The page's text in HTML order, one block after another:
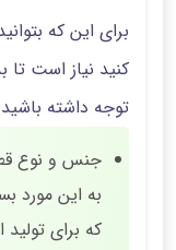
برای این که
کنید نیاز است تا
توجه داشته
جنس و نوع
به این مورد
که برای